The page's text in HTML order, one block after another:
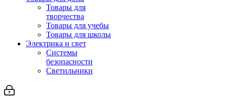
Товары для
творчества
Товары для учебы
Товары для школы
Электрика и свет
Системы
безопасности
Светильники